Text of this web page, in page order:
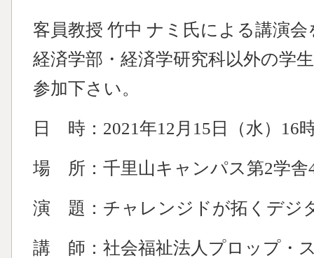
客員教授 竹中 ナミ氏による講演
経済学部・経済学研究科以外の学
参加下さい。
日 時：2021年12月15日（水）16
場 所：千里山キャンパス第2学舎
演 題：チャレンジドが拓くデジ
講 師：社会福祉法人プロップ・